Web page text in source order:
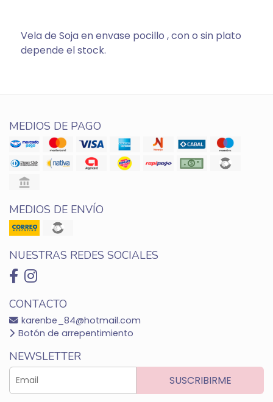
Vela de Soja en envase pocillo , con o sin plato
depende el stock.
MEDIOS DE PAGO
MEDIOS DE ENVÍO
NUESTRAS REDES SOCIALES
CONTACTO
karenbe_84@hotmail.com
Botón de arrepentimiento
NEWSLETTER
SUSCRIBIRME